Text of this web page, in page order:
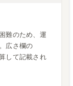
難のため、運
広さ欄の
して記載され